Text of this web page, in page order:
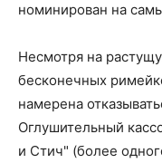
номинирован на
Несмотря на
бесконечных
намерена
Оглушительный
и Стич" (более